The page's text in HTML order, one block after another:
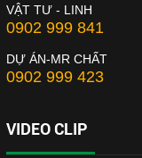
VẬT TƯ - LINH
0902 999 841
DỰ ÁN-MR CHẤT
0902 999 423
VIDEO CLIP